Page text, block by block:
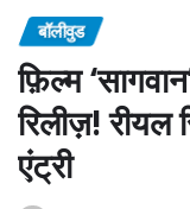
बॉलीवुड
फ़िल्म
रिलीज़! रीयल
एंट्री